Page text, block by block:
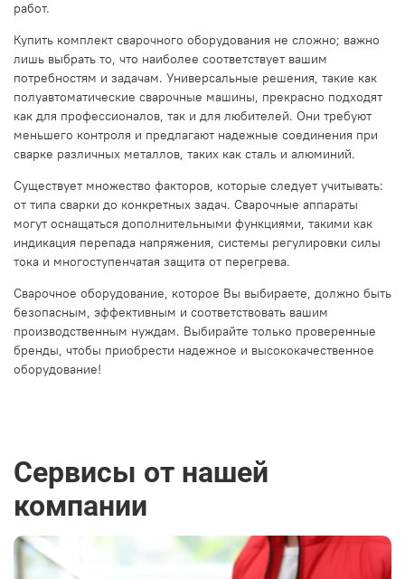
работ.
Купить комплект сварочного оборудования не сложно; важно
лишь выбрать то, что наиболее соответствует вашим
потребностям и задачам. Универсальные решения, такие как
полуавтоматические сварочные машины, прекрасно подходят
как для профессионалов, так и для любителей. Они требуют
меньшего контроля и предлагают надежные соединения при
сварке различных металлов, таких как сталь и алюминий.
Существует множество факторов, которые следует учитывать:
от типа сварки до конкретных задач. Сварочные аппараты
могут оснащаться дополнительными функциями, такими как
индикация перепада напряжения, системы регулировки силы
тока и многоступенчатая защита от перегрева.
Сварочное оборудование, которое Вы выбираете, должно быть
безопасным, эффективным и соответствовать вашим
производственным нуждам. Выбирайте только проверенные
бренды, чтобы приобрести надежное и высококачественное
оборудование!
Сервисы от нашей
компании